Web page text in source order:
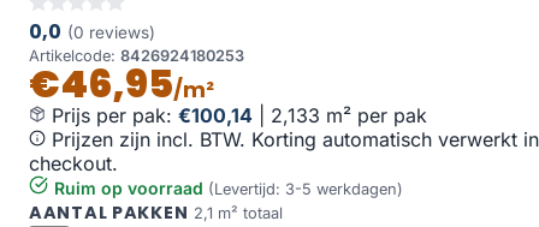
0,0 (0 reviews)
Artikelcode: 8426924180253
€46,95/m²
Prijs per pak: €100,14
2,133 m² per pak
Prijzen zijn incl. BTW. Korting automatisch verwerkt in
checkout.
Ruim op voorraad (Levertijd: 3-5 werkdagen)
AANTAL PAKKEN 2,1 m² totaal